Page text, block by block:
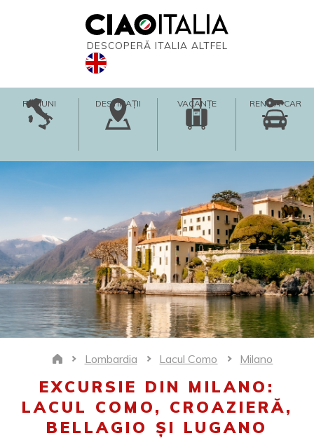
DESCOPERĂ ITALIA ALTFEL
REGIUNI DESTINAȚII VACANȚE RENT-A-CAR
Home Lombardia Lacul Como Milano
EXCURSIE DIN MILANO:
LACUL COMO, CROAZIERĂ,
BELLAGIO ȘI LUGANO